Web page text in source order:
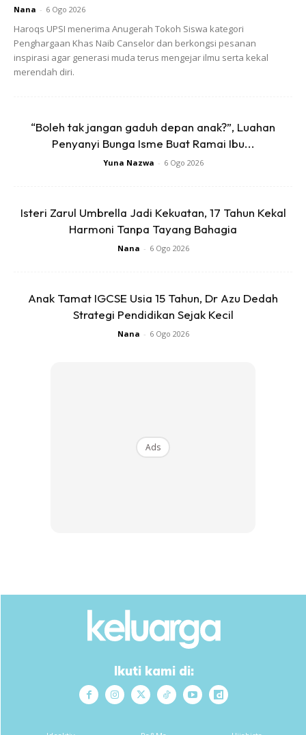
yang menjadi kenangan setiap kali tibanya Ramadan.
Masing-masing punyak cerita menarik yang tersendiri.
Ads
Menonton nostalgia mereka membuatkan kita turut
Nana - 6 Ogo 2026
Haroqs UPSI menerima Anugerah Tokoh Siswa kategori
Penghargaan Khas Naib Canselor dan berkongsi pesanan
inspirasi agar generasi muda terus mengejar ilmu serta kekal
merendah diri.
“Boleh tak jangan gaduh depan anak?”, Luahan
Penyanyi Bunga Isme Buat Ramai Ibu...
Yuna Nazwa - 6 Ogo 2026
Isteri Zarul Umbrella Jadi Kekuatan, 17 Tahun Kekal
Harmoni Tanpa Tayang Bahagia
Nana - 6 Ogo 2026
Anak Tamat IGCSE Usia 15 Tahun, Dr Azu Dedah
Strategi Pendidikan Sejak Kecil
Nana - 6 Ogo 2026
Ads
Ikuti kami di: